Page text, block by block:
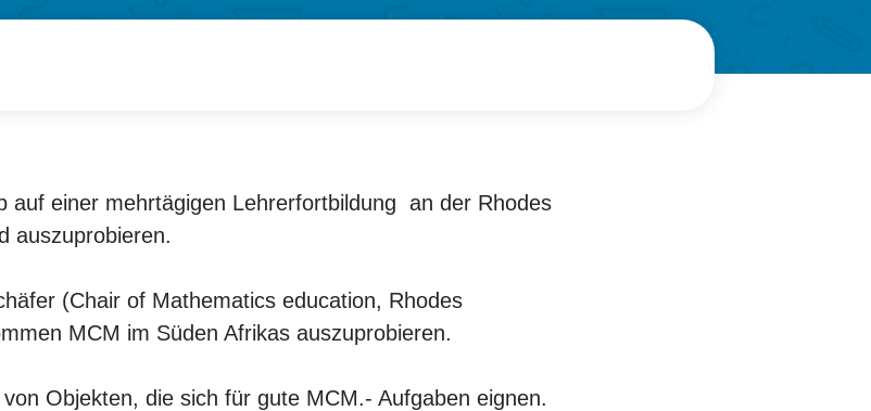
auf einer mehrtägigen Lehrerfortbildung an der Rhodes
auszuprobieren.
(Chair of Mathematics education, Rhodes
MCM im Süden Afrikas auszuprobieren.
Objekten, die sich für gute MCM.- Aufgaben eignen.